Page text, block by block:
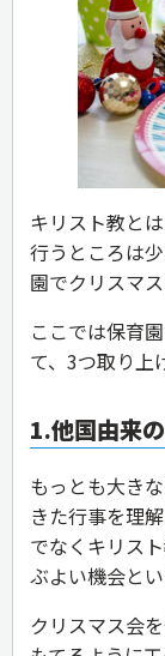
キリスト教と
行うところは
園でクリスマ
ここでは保育
て、3つ取り上
1.他国由来
もっとも大き
きた行事を理
でなくキリス
ぶよい機会とい
クリスマス会